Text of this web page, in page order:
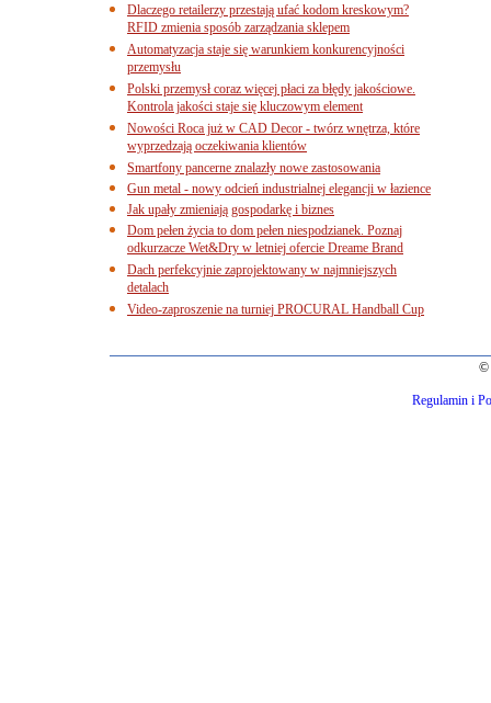
Dlaczego retailerzy przestają ufać kodom kreskowym?
RFID zmienia sposób zarządzania sklepem
Automatyzacja staje się warunkiem konkurencyjności
przemysłu
Polski przemysł coraz więcej płaci za błędy jakościowe.
Kontrola jakości staje się kluczowym element
Nowości Roca już w CAD Decor - twórz wnętrza, które
wyprzedzają oczekiwania klientów
Smartfony pancerne znalazły nowe zastosowania
Gun metal - nowy odcień industrialnej elegancji w łazience
Jak upały zmieniają gospodarkę i biznes
Dom pełen życia to dom pełen niespodzianek. Poznaj
odkurzacze Wet&Dry w letniej ofercie Dreame Brand
Dach perfekcyjnie zaprojektowany w najmniejszych
detalach
Video-zaproszenie na turniej PROCURAL Handball Cup
©
Regulamin i